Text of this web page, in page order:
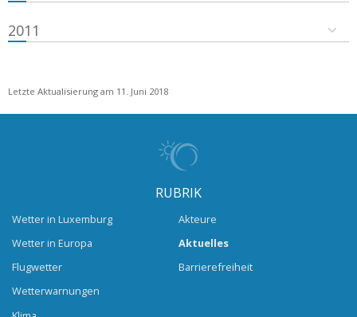
2011
Letzte Aktualisierung am 11. Juni 2018
RUBRIK
Wetter in Luxemburg
Wetter in Europa
Flugwetter
Wetterwarnungen
Akteure
Aktuelles
Barrierefreiheit